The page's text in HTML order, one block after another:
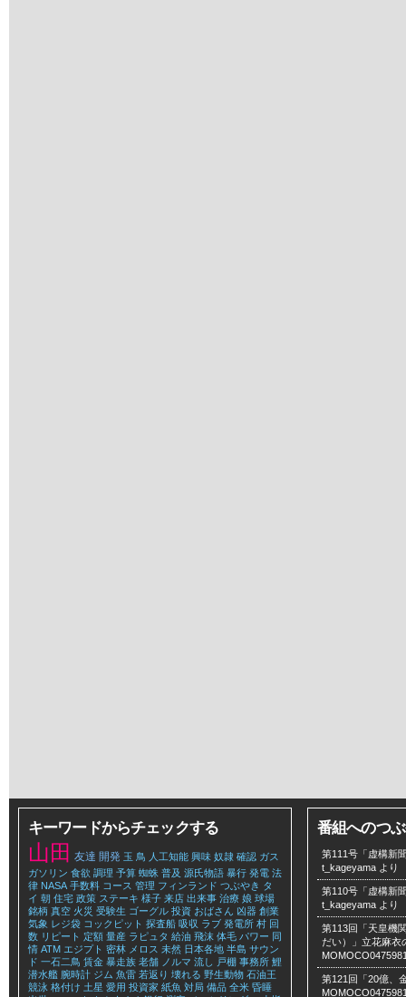
キーワードからチェックする
山田 友達 開発 玉 鳥 人工知能 興味 奴隷 確認 ガス
ガソリン 食欲 調理 予算 蜘蛛 普及 源氏物語 暴行 発電 法
律 NASA 手数料 コース 管理 フィンランド つぶやき タ
イ 朝 住宅 政策 ステーキ 様子 来店 出来事 治療 娘 球場
銘柄 真空 火災 受験生 ゴーグル 投資 おばさん 凶器 創業
気象 レジ袋 コックピット 探査船 吸収 ラブ 発電所 村 回
数 リピート 定額 量産 ラピュタ 給油 飛沫 体毛 パワー 同
情 ATM エジプト 密林 メロス 未然 日本各地 半島 サウン
ド 一石二鳥 賃金 暴走族 老舗 ノルマ 流し 戸棚 事務所 鯉
潜水艦 腕時計 ジム 魚雷 若返り 壊れる 野生動物 石油王
競泳 格付け 土星 愛用 投資家 紙魚 対局 備品 全米 昏睡
番組へのつ
第111号「虚構新
t_kageyama より
第110号「虚構新
t_kageyama より
第113回「天皇機
だい）」立花麻衣
第121回「20億、